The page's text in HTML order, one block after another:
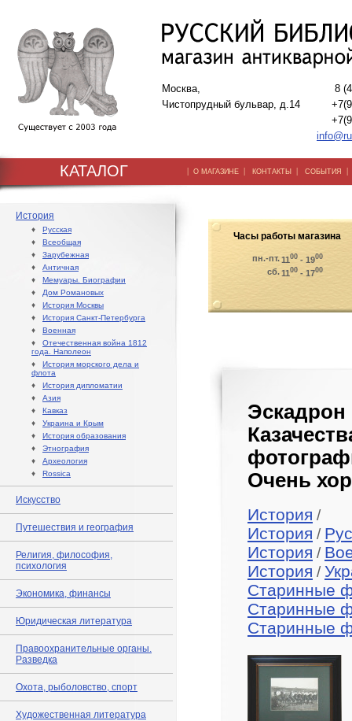
Москва,
Чистопрудный бульвар, д.14
8
КАТАЛОГ | О МАГАЗИНЕ | КОНТАКТЫ | СОБЫТИЯ
История
♦ Русская
♦ Всеобщая
♦ Зарубежная
♦ Античная
♦ Мемуары. Биографии
♦ Дом Романовых
♦ История Москвы
♦ История Санкт-Петербурга
♦ Военная
♦ Отечественная война 1812
года. Наполеон
♦ История морского дела и
флота
♦ История дипломатии
♦ Азия
♦ Кавказ
♦ Украина и Крым
♦ История образования
♦ Этнография
♦ Археология
♦ Rossica
Искусство
Путешествия и география
Религия, философия,
психология
Экономика, финансы
Юридическая литература
Правоохранительные органы.
Разведка
Охота, рыболовство, спорт
Художественная литература
Часы работы магазина
пн.-пт.1100 - 1900
сб.1100 - 1700
Очень
История /
История /
История /
История /
Старинные
Старинные
Старинные